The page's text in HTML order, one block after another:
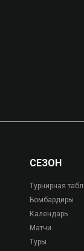
СЕЗОН
Турнирная
Бомбардиры
Календарь
Матчи
Туры